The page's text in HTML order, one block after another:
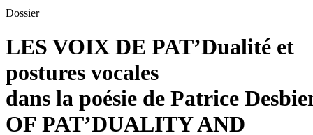
Dossier
LES VOIX DE PAT’Dualité et
postures vocales
dans la poésie de Patrice
OF PAT’DUALITY AND